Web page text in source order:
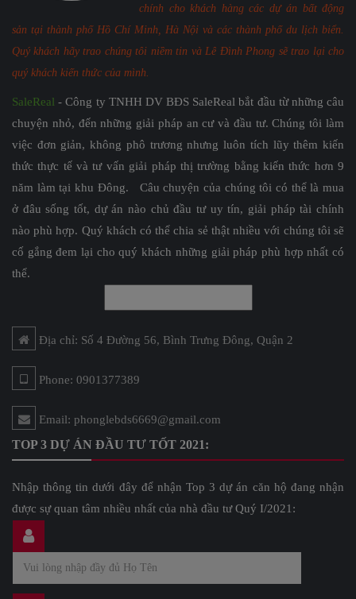
chính cho khách hàng các dự án bất động
sản tại thành phố Hồ Chí Minh, Hà Nội và các thành phố du lịch biển.
Quý khách hãy trao chúng tôi niềm tin và Lê Đình Phong sẽ trao lại cho
quý khách kiến thức của mình.
SaleReal - Công ty TNHH DV BĐS SaleReal bắt đầu từ những câu
chuyện nhỏ, đến những giải pháp an cư và đầu tư. Chúng tôi làm
việc đơn giản, không phô trương nhưng luôn tích lũy thêm kiến
thức thực tế và tư vấn giải pháp thị trường bằng kiến thức hơn 9
năm làm tại khu Đông. Câu chuyện của chúng tôi có thể là mua
ở đâu sống tốt, dự án nào chủ đầu tư uy tín, giải pháp tài chính
nào phù hợp. Quý khách có thể chia sẻ thật nhiều với chúng tôi sẽ
cố gắng đem lại cho quý khách những giải pháp phù hợp nhất có
thể.
Địa chỉ: Số 4 Đường 56, Bình Trưng Đông, Quận 2
Phone: 0901377389
Email: phonglebds6669@gmail.com
TOP 3 DỰ ÁN ĐẦU TƯ TỐT 2021:
Nhập thông tin dưới đây để nhận Top 3 dự án căn hộ đang nhận
được sự quan tâm nhiều nhất của nhà đầu tư Quý I/2021: